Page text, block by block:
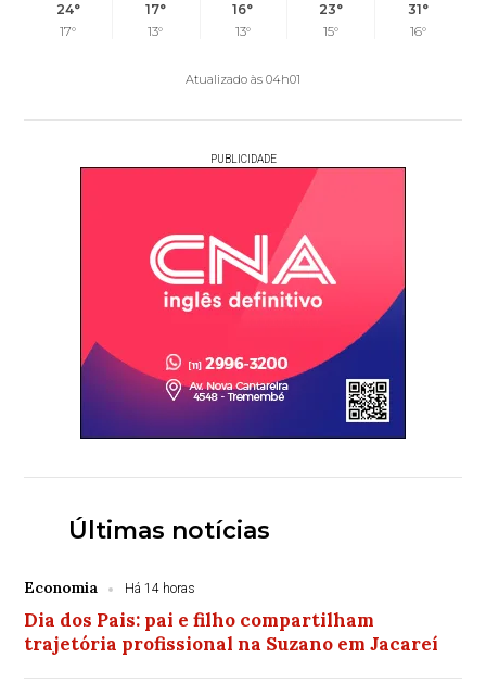
24°
17°
17°
13°
16°
13°
23°
15°
31°
16°
Atualizado às 04h01
PUBLICIDADE
Últimas notícias
Economia Há 14 horas
Dia dos Pais: pai e filho compartilham
trajetória profissional na Suzano em Jacareí